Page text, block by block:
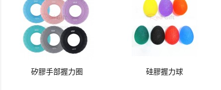
矽膠手部握力圈 硅膠握力球